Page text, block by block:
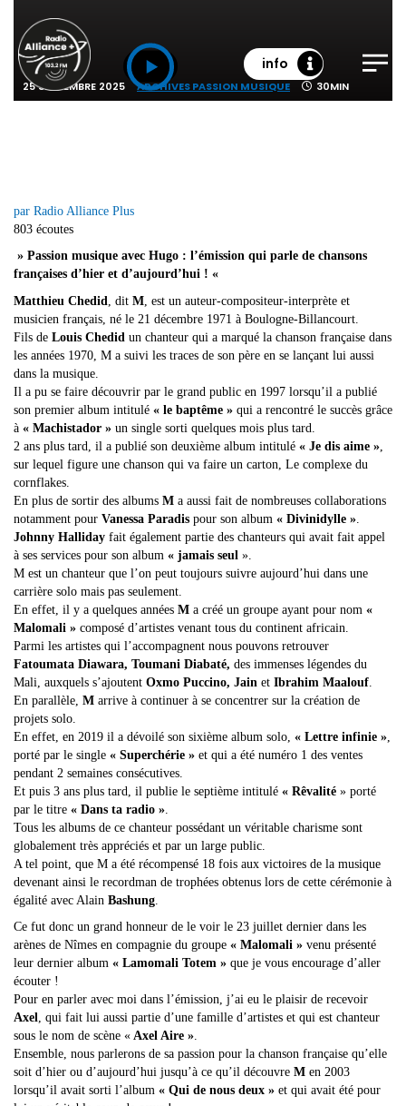
info
25 SEPTEMBRE 2025 ARCHIVES PASSION MUSIQUE 30MIN
par Radio Alliance Plus
803 écoutes
» Passion musique avec Hugo : l’émission qui parle de chansons
françaises d’hier et d’aujourd’hui ! «
Matthieu Chedid
, dit M , est un auteur-compositeur-interprète et
musicien français, né le 21 décembre 1971 à Boulogne-Billancourt.
Fils de Louis Chedid un chanteur qui a marqué la chanson française dans
les années 1970, M a suivi les traces de son père en se lançant lui aussi
dans la musique.
Il a pu se faire découvrir par le grand public en 1997 lorsqu’il a publié
son premier album intitulé « le baptême » qui a rencontré le succès grâce
à « Machistador » un single sorti quelques mois plus tard.
2 ans plus tard, il a publié son deuxième album intitulé « Je dis aime »
sur lequel figure une chanson qui va faire un carton, Le complexe du
cornflakes.
En plus de sortir des albums M a aussi fait de nombreuses collaborations
notamment pour Vanessa Paradis pour son album « Divinidylle »
Johnny Halliday fait également partie des chanteurs qui avait fait appel
à ses services pour son album « jamais seul ».
M est un chanteur que l’on peut toujours suivre aujourd’hui dans une
carrière solo mais pas seulement.
En effet, il y a quelques années M a créé un groupe ayant pour nom «
Malomali » composé d’artistes venant tous du continent africain.
Parmi les artistes qui l’accompagnent nous pouvons retrouver
Fatoumata Diawara, Toumani Diabaté, des immenses légendes du
Mali, auxquels s’ajoutent Oxmo Puccino, Jain et Ibrahim Maalouf
En parallèle, M arrive à continuer à se concentrer sur la création de
projets solo.
En effet, en 2019 il a dévoilé son sixième album solo, « Lettre infinie »
porté par le single « Superchérie » et qui a été numéro 1 des ventes
pendant 2 semaines consécutives.
Et puis 3 ans plus tard, il publie le septième intitulé « Rêvalité » porté
par le titre « Dans ta radio »
Tous les albums de ce chanteur possédant un véritable charisme sont
globalement très appréciés et par un large public.
A tel point, que M a été récompensé 18 fois aux victoires de la musique
devenant ainsi le recordman de trophées obtenus lors de cette cérémonie à
égalité avec Alain Bashung
Ce fut donc un grand honneur de le voir le 23 juillet dernier dans les
arènes de Nîmes en compagnie du groupe « Malomali » venu présenté
leur dernier album « Lamomali Totem » que je vous encourage d’aller
écouter !
Pour en parler avec moi dans l’émission, j’ai eu le plaisir de recevoir
Axel, qui fait lui aussi partie d’une famille d’artistes et qui est chanteur
sous le nom de scène « Axel Aire ».
Ensemble, nous parlerons de sa passion pour la chanson française qu’elle
soit d’hier ou d’aujourd’hui jusqu’à ce qu’il découvre M en 2003
lorsqu’il avait sorti l’album « Qui de nous deux » et qui avait été pour